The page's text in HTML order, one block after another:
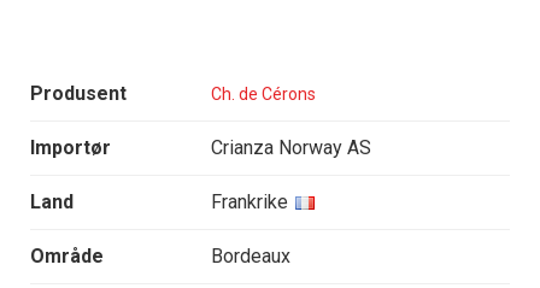
Produsent Ch. de Cérons
Importør Crianza Norway AS
Land Frankrike
Område Bordeaux